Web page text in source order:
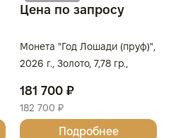
Цена по запросу
Монета "Год Лошади (пруф)",
2026 г., Золото, 7,78 гр.,
181 700 ₽
182 700 ₽
Подробнее